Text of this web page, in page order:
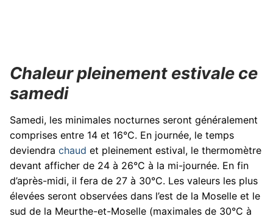
Chaleur pleinement estivale ce
samedi
Samedi, les minimales nocturnes seront généralement
comprises entre 14 et 16°C. En journée, le temps
deviendra chaud et pleinement estival, le thermomètre
devant afficher de 24 à 26°C à la mi-journée. En fin
d’après-midi, il fera de 27 à 30°C. Les valeurs les plus
élevées seront observées dans l’est de la Moselle et le
sud de la Meurthe-et-Moselle (maximales de 30°C à